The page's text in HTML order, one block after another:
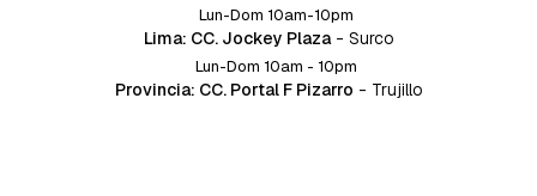
Lun-Dom 10am-10pm
Lima: CC. Jockey Plaza - Surco
Lun-Dom 10am - 10pm
Provincia: CC. Portal F Pizarro - Trujillo